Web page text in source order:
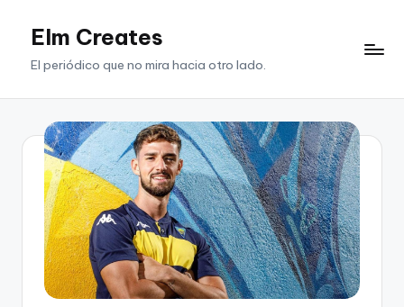
SaltarElm Creates
El periódico que no mira hacia otro lado.